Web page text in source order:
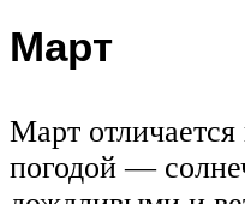
Март
Март
погодой —